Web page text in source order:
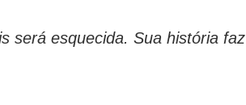
será esquecida. Sua história faz